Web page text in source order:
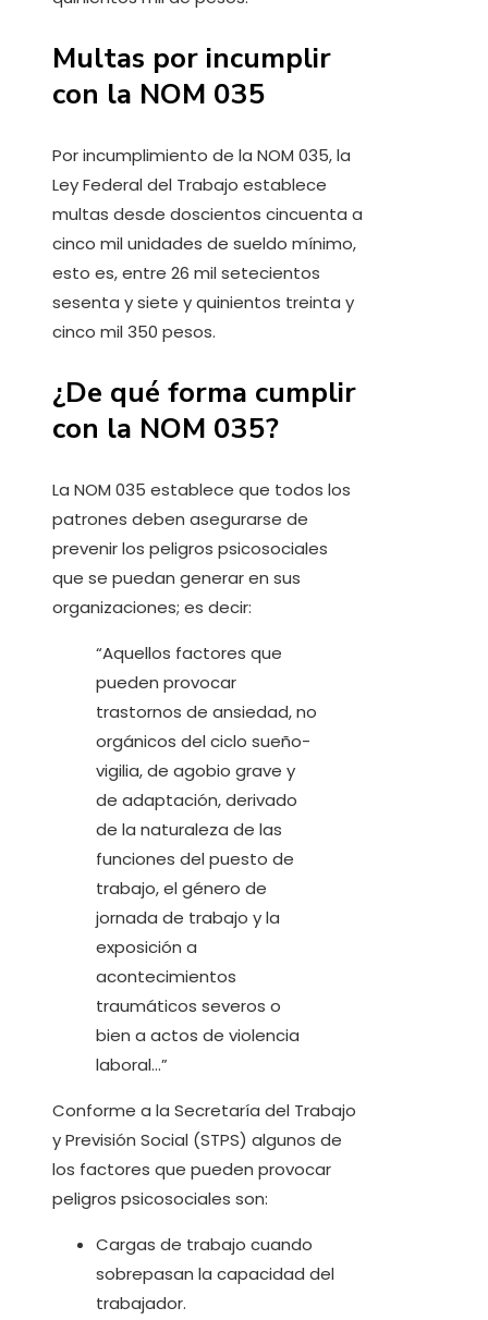
Multas por incumplir
con la NOM 035
Por incumplimiento de la NOM 035, la
Ley Federal del Trabajo establece
multas desde doscientos cincuenta a
cinco mil unidades de sueldo mínimo,
esto es, entre 26 mil setecientos
sesenta y siete y quinientos treinta y
cinco mil 350 pesos.
¿De qué forma cumplir
con la NOM 035?
La NOM 035 establece que todos los
patrones deben asegurarse de
prevenir los peligros psicosociales
que se puedan generar en sus
organizaciones; es decir:
“Aquellos factores que
pueden provocar
trastornos de ansiedad, no
orgánicos del ciclo sueño-
vigilia, de agobio grave y
de adaptación, derivado
de la naturaleza de las
funciones del puesto de
trabajo, el género de
jornada de trabajo y la
exposición a
acontecimientos
traumáticos severos o
bien a actos de violencia
laboral…”
Conforme a la Secretaría del Trabajo
y Previsión Social (STPS) algunos de
los factores que pueden provocar
peligros psicosociales son:
Cargas de trabajo cuando
sobrepasan la capacidad del
trabajador.